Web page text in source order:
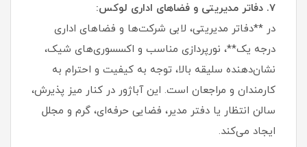
۷. دفاتر مدیریتی و فضاهای اداری لوکس:
در **دفاتر مدیریتی، لابی شرکت‌ها و فضاهای اداری
درجه یک**، نورپردازی مناسب و اکسسوری‌های شیک،
نشان‌دهنده سلیقه بالا، توجه به کیفیت و احترام به
کارمندان و مراجعان است. این آباژور در کنار میز پذیرش،
سالن انتظار یا دفتر مدیر، فضایی حرفه‌ای، گرم و مجلل
ایجاد می‌کند.